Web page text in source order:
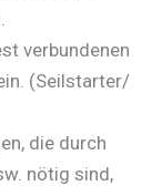
verbundenen
(Seilstarter/
die durch
nötig sind,